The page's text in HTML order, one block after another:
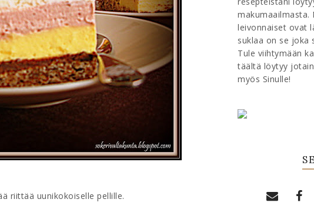
riittää uunikokoiselle pellille.
makumaailmasta.
leivonnaiset ovat
suklaa on se joka
Tule viihtymään
täältä löytyy
myös Sinulle!